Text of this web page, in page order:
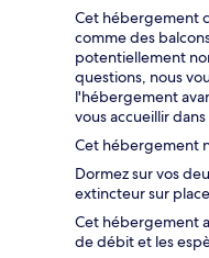
Cet hébergement
comme des
potentiellement
questions, nous
l'hébergement
vous accueillir
Cet hébergement
Dormez sur vos
extincteur sur
Cet hébergement
de débit et les